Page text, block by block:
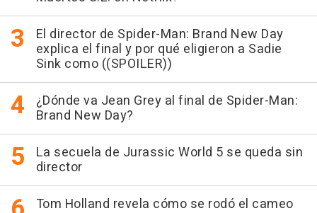
El director de Spider-Man: Brand New Day
explica el final y por qué eligieron a Sadie
Sink como ((SPOILER))
¿Dónde va Jean Grey al final de Spider-Man:
Brand New Day?
La secuela de Jurassic World 5 se queda sin
director
Tom Holland revela cómo se rodó el cameo